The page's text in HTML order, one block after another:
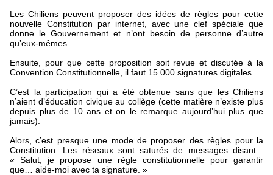
Les Chiliens peuvent proposer des idées de règles pour cette
nouvelle Constitution par internet, avec une clef spéciale que
donne le Gouvernement et n’ont besoin de personne d’autre
qu’eux-mêmes.
Ensuite, pour que cette proposition soit revue et discutée à la
Convention Constitutionnelle, il faut 15 000 signatures digitales.
C’est la participation qui a été obtenue sans que les Chiliens
n’aient d’éducation civique au collège (cette matière n’existe plus
depuis plus de 10 ans et on le remarque aujourd’hui plus que
jamais).
Alors, c’est presque une mode de proposer des règles pour la
Constitution. Les réseaux sont saturés de messages disant :
« Salut, je propose une règle constitutionnelle pour garantir
que… aide-moi avec ta signature. »